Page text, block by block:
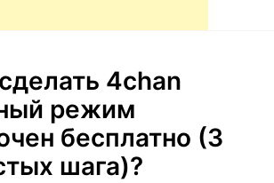
4chan
режим
бесплатно (3
шага)?